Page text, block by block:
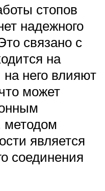
стопов
надежного
связано с
на
него влияют
может
методом
является
соединения